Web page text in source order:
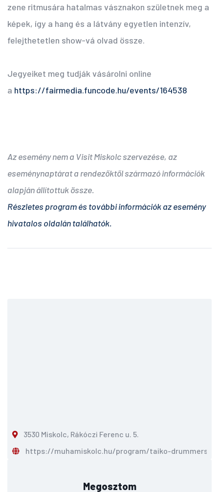
zene ritmusára hatalmas vásznakon születnek meg a
képek, így a hang és a látvány egyetlen intenzív,
felejthetetlen show-vá olvad össze.
Jegyeiket meg tudják vásárolni online
a https://fairmedia.funcode.hu/events/164538
Az esemény nem a Visit Miskolc szervezése, az
eseménynaptárat a rendezőktől származó információk
alapján állítottuk össze.
Részletes program és további információk az esemény
hivatalos oldalán találhatók.
3530 Miskolc, Rákóczi Ferenc u. 5.
https://muhamiskolc.hu/program/taiko-drummers--
Megosztom